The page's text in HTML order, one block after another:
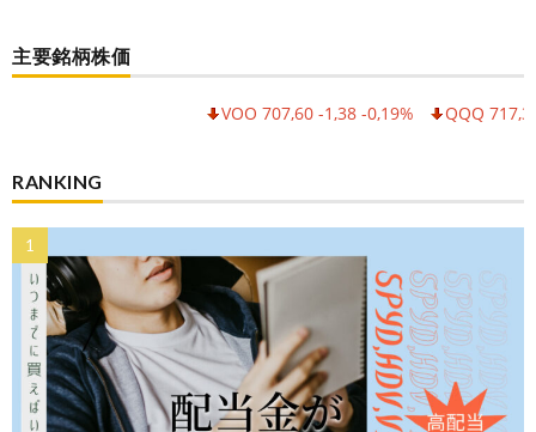
主要銘柄株価
VOO 707,60 -1,38 -0,19% QQQ 717,30 -
RANKING